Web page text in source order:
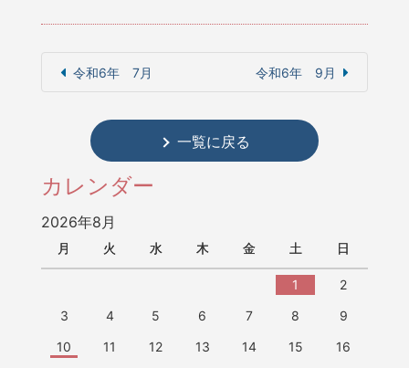
令和6年 7月 令和6年 9月
一覧に戻る
カレンダー
2026年8月
月 火 水 木 金 土 日
1
2
3
4 5 6 7 8
9
10
11 12 13 14 15
16